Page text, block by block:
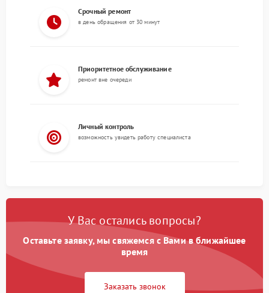
Срочный ремонт
в день обращения от 30 минут
Приоритетное обслуживание
ремонт вне очереди
Личный контроль
возможность увидеть работу специалиста
У Вас остались вопросы?
Оставьте заявку, мы свяжемся с Вами в ближайшее
время
Заказать звонок